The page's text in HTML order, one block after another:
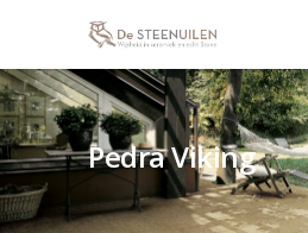
Pedra Viking